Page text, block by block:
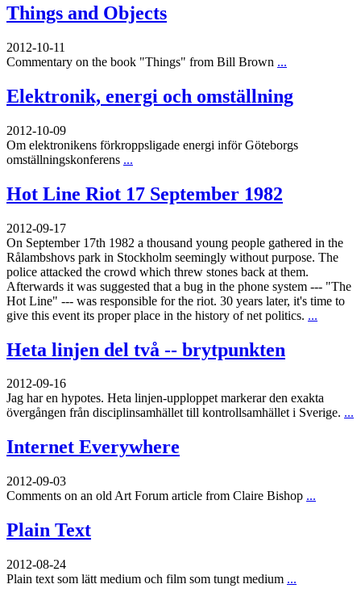
Things and Objects
2012-10-11
Commentary on the book "Things" from Bill Brown ...
Elektronik, energi och omställning
2012-10-09
Om elektronikens förkroppsligade energi inför Göteborgs
omställningskonferens ...
Hot Line Riot 17 September 1982
2012-09-17
On September 17th 1982 a thousand young people gathered in the
Rålambshovs park in Stockholm seemingly without purpose. The
police attacked the crowd which threw stones back at them.
Afterwards it was suggested that a bug in the phone system --- "The
Hot Line" --- was responsible for the riot. 30 years later, it's time to
give this event its proper place in the history of net politics. ...
Heta linjen del två -- brytpunkten
2012-09-16
Jag har en hypotes. Heta linjen-upploppet markerar den exakta
övergången från disciplinsamhället till kontrollsamhället i Sverige. ...
Internet Everywhere
2012-09-03
Comments on an old Art Forum article from Claire Bishop ...
Plain Text
2012-08-24
Plain text som lätt medium och film som tungt medium ...